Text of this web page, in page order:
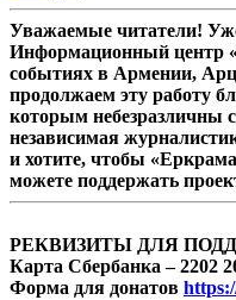
Уважаемые читатели!
Информационный центр
событиях в Армении,
продолжаем эту работу
которым небезразличны
независимая
и хотите, чтобы
можете поддержать
РЕКВИЗИТЫ ДЛЯ
Карта Сбербанка – 2202
Форма для донатов